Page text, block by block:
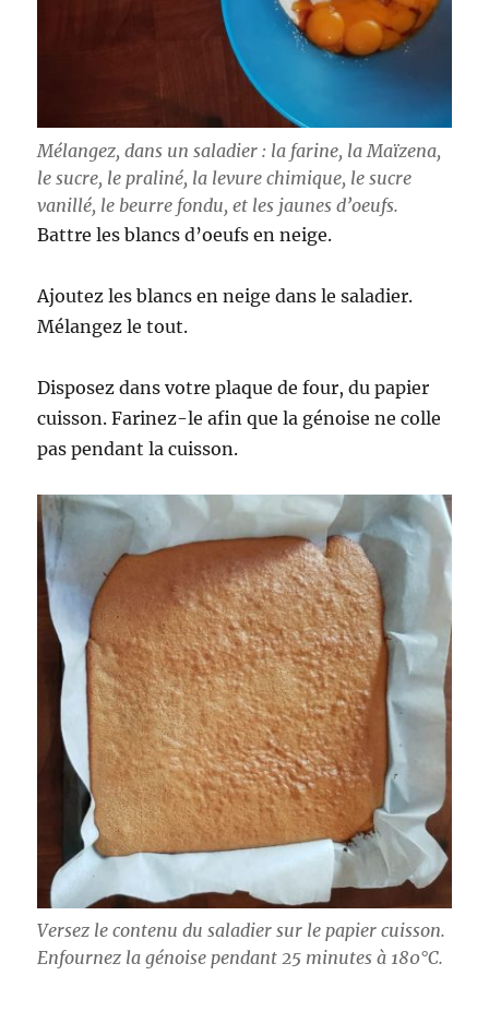
Mélangez, dans un saladier : la farine, la Maïzena,
le sucre, le praliné, la levure chimique, le sucre
vanillé, le beurre fondu, et les jaunes d’oeufs.
Battre les blancs d’oeufs en neige.
Ajoutez les blancs en neige dans le saladier.
Mélangez le tout.
Disposez dans votre plaque de four, du papier
cuisson. Farinez-le afin que la génoise ne colle
pas pendant la cuisson.
Versez le contenu du saladier sur le papier cuisson.
Enfournez la génoise pendant 25 minutes à 180°C.